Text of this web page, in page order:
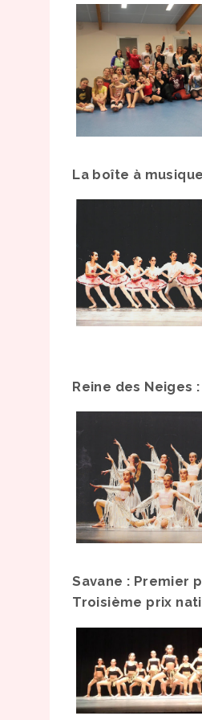
La boîte à
Reine des Neiges
Savane : Premier
Troisième prix